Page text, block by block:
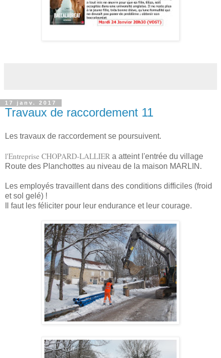
17 janv. 2017
Travaux de raccordement 11
Les travaux de raccordement se poursuivent.
l'Entreprise CHOPARD-LALLIER a atteint l'entrée du village
Route des Planchottes au niveau de la maison MARLIN.
Les employés travaillent dans des conditions difficiles (froid
et sol gelé) !
Il faut les féliciter pour leur endurance et leur courage.